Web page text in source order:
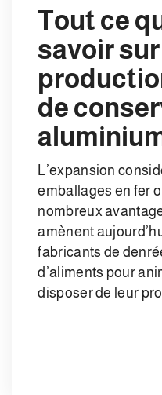
Tout ce
savoir
de
L’expansion
emballages en fer
nombreux
amènent
fabricants de
d’aliments pour
disposer de leur